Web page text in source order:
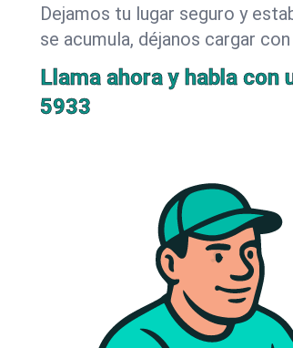
Dejamos tu lugar seguro y
se acumula, déjanos cargar
Llama ahora y habla con
5933